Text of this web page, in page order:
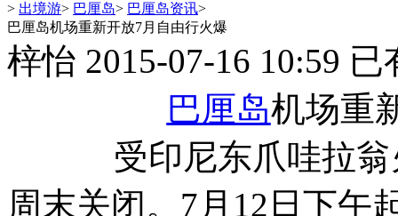
> 出境游> 巴厘岛> 巴厘岛资讯>
巴厘岛机场重新开放7月自由行火爆
梓怡 2015-07-16 10:59 已
巴厘岛机场重
受印尼东爪哇拉翁火
周末关闭。7月12日下午